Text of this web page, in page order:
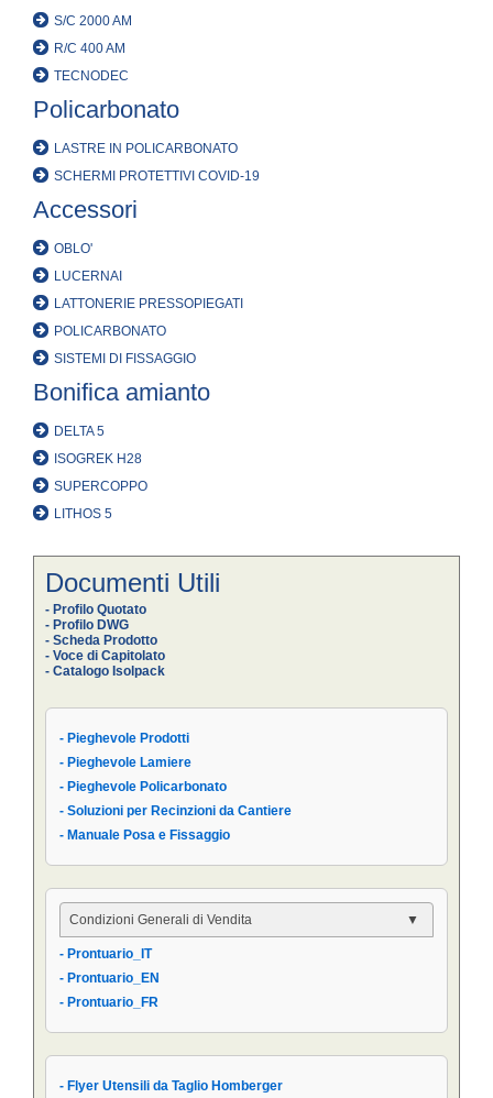
S/C 2000 AM
R/C 400 AM
TECNODEC
Policarbonato
LASTRE IN POLICARBONATO
SCHERMI PROTETTIVI COVID-19
Accessori
OBLO'
LUCERNAI
LATTONERIE PRESSOPIEGATI
POLICARBONATO
SISTEMI DI FISSAGGIO
Bonifica amianto
DELTA 5
ISOGREK H28
SUPERCOPPO
LITHOS 5
Documenti Utili
- Profilo Quotato
- Profilo DWG
- Scheda Prodotto
- Voce di Capitolato
- Catalogo Isolpack
- Pieghevole Prodotti
- Pieghevole Lamiere
- Pieghevole Policarbonato
- Soluzioni per Recinzioni da Cantiere
- Manuale Posa e Fissaggio
Condizioni Generali di Vendita
- Condizioni Generali
- Condizioni di Vendita AIPPEG
- Prontuario_IT
- Prontuario_IT
- Prontuario_EN
- Prontuario_FR
- Flyer Utensili da Taglio Homberger